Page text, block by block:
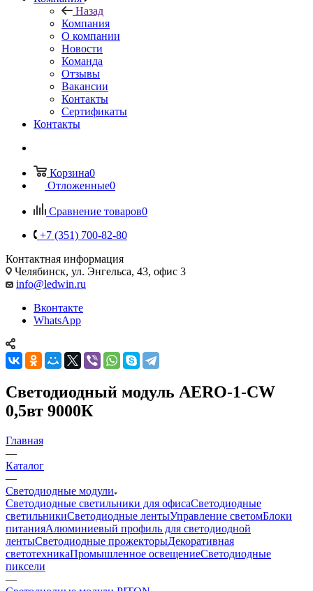
Назад
Компания
О компании
Новости
Команда
Отзывы
Вакансии
Контакты
Сертификаты
Контакты
Корзина0
Отложенные0
Сравнение товаров0
+7 (351) 700-82-80
Контактная информация
Челябинск, ул. Энгельса, 43, офис 3
info@ledwin.ru
Вконтакте
WhatsApp
Светодиодный модуль AERO-1-CW
0,5вт 9000К
Главная
—
Каталог
—
Светодиодные модули
Светодиодные светильники для офисаСветодиодные
светильникиСветодиодные лентыУправление светомБлоки
питанияАлюминиевый профиль для светодиодной
лентыСветодиодные прожекторыДекоративная
светотехникаПромышленное освещениеСветодиодные
пиксели
—